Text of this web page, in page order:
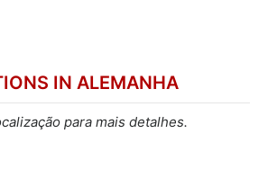
IN ALEMANHA
para mais detalhes.